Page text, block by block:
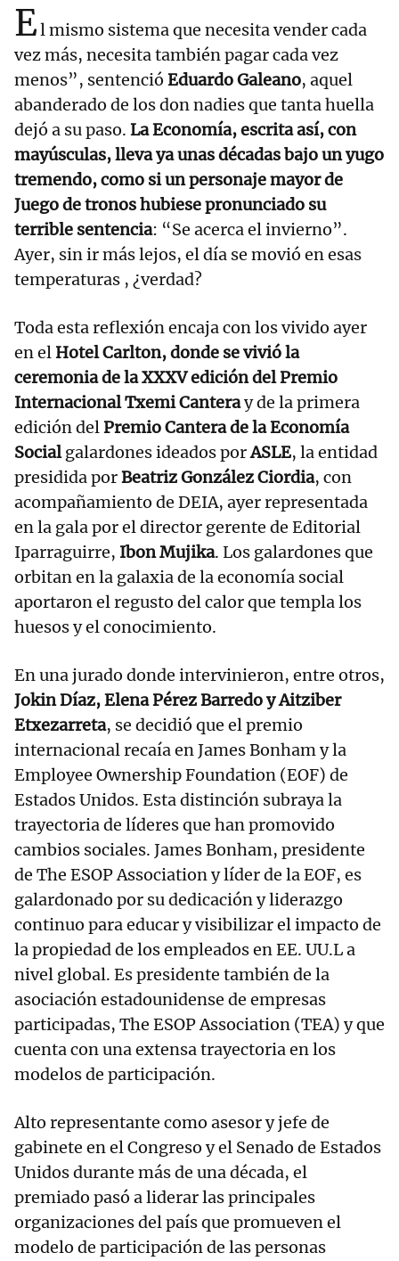
El mismo sistema que necesita vender cada
vez más, necesita también pagar cada vez
menos”, sentenció Eduardo Galeano, aquel
abanderado de los don nadies que tanta huella
dejó a su paso. La Economía, escrita así, con
mayúsculas, lleva ya unas décadas bajo un yugo
tremendo, como si un personaje mayor de
Juego de tronos hubiese pronunciado su
terrible sentencia: “Se acerca el invierno”.
Ayer, sin ir más lejos, el día se movió en esas
temperaturas , ¿verdad?
Toda esta reflexión encaja con los vivido ayer
en el Hotel Carlton, donde se vivió la
ceremonia de la XXXV edición del Premio
Internacional Txemi Canteray de la primera
edición delPremio Cantera de la Economía
Socialgalardones ideados porASLE, la entidad
presidida porBeatriz González Ciordia, con
acompañamiento de DEIA, ayer representada
en la gala por el director gerente de Editorial
Iparraguirre, Ibon Mujika. Los galardones que
orbitan en la galaxia de la economía social
aportaron el regusto del calor que templa los
huesos y el conocimiento.
En una jurado donde intervinieron, entre otros,
Jokin Díaz, Elena Pérez Barredo y Aitziber
Etxezarreta, se decidió que el premio
internacional recaía en James Bonham y la
Employee Ownership Foundation (EOF) de
Estados Unidos. Esta distinción subraya la
trayectoria de líderes que han promovido
cambios sociales. James Bonham, presidente
de The ESOP Association y líder de la EOF, es
galardonado por su dedicación y liderazgo
continuo para educar y visibilizar el impacto de
la propiedad de los empleados en EE. UU.L a
nivel global. Es presidente también de la
asociación estadounidense de empresas
participadas, The ESOP Association (TEA) y que
cuenta con una extensa trayectoria en los
modelos de participación.
Alto representante como asesor y jefe de
gabinete en el Congreso y el Senado de Estados
Unidos durante más de una década, el
premiado pasó a liderar las principales
organizaciones del país que promueven el
modelo de participación de las personas